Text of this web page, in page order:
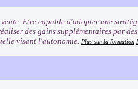
Etre capable d'adopter une
des gains supplémentaires par
visant l'autonomie. Plus sur la formation